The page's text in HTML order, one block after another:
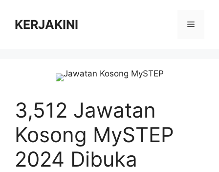
contentKERJAKINI Menu
3,512 Jawatan
Kosong MySTEP
2024 Dibuka